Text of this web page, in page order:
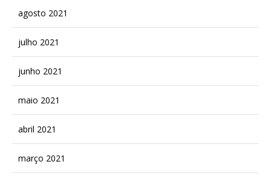
agosto 2021
julho 2021
junho 2021
maio 2021
abril 2021
março 2021